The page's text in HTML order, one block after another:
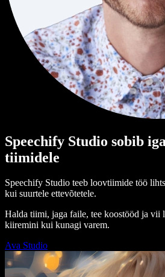
Speechify Studio sobib
tiimidele
Speechify Studio teeb loovtiimide töö
kui suurtele ettevõtetele.
Halda tiimi, jaga faile, tee koostööd ja vii
kiiremini kui kunagi varem.
Ava Studio